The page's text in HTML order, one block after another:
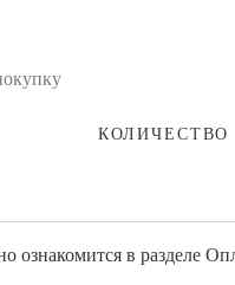
покупку
КОЛИЧЕСТВО
доставки можно